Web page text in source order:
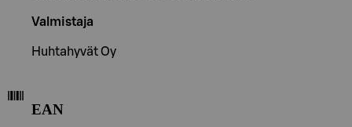
Valmistaja
Huhtahyvät Oy
EAN